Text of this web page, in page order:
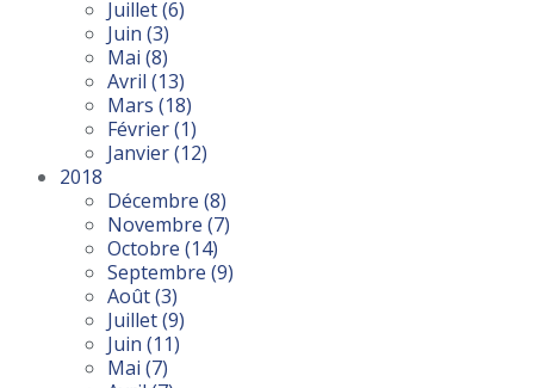
Juillet(6)
Juin (3)
Mai (8)
Avril (13)
Mars (18)
Février(1)
Janvier(12)
2018
Décembre (8)
Novembre (7)
Octobre (14)
Septembre (9)
Août(3)
Juillet(9)
Juin (11)
Mai (7)